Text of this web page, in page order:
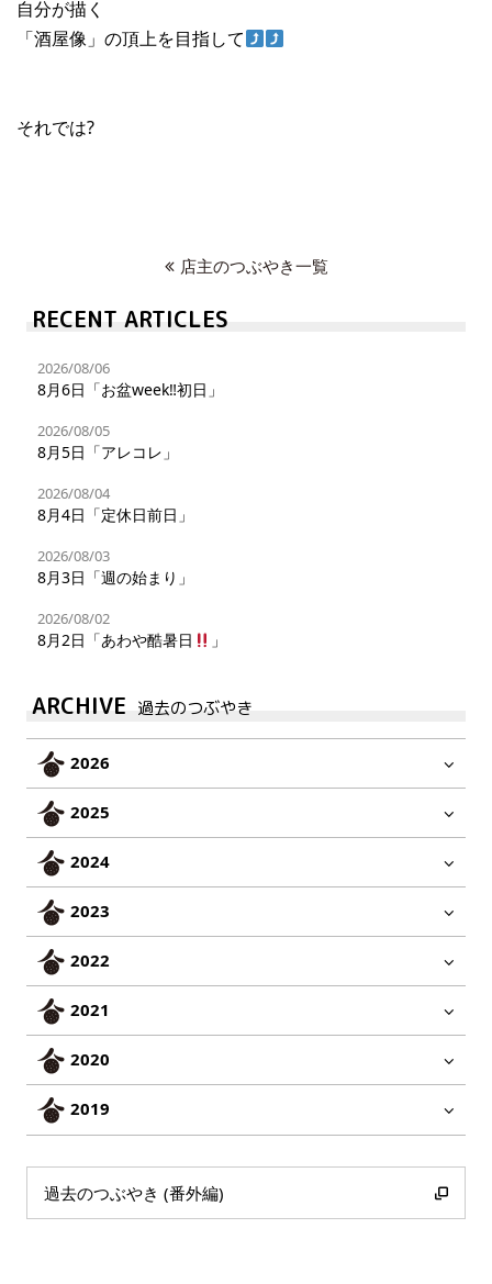
自分が描く
「酒屋像」の頂上を目指して
それでは?
店主のつぶやき一覧
RECENT ARTICLES
2026/08/06
8月6日「お盆week‼︎初日」
2026/08/05
8月5日「アレコレ」
2026/08/04
8月4日「定休日前日」
2026/08/03
8月3日「週の始まり」
2026/08/02
8月2日「あわや酷暑日 」
ARCHIVE 過去のつぶやき
2026
2025
2024
2023
2022
2021
2020
2019
過去のつぶやき (番外編)